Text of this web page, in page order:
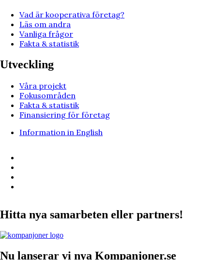
Vad är kooperativa företag?
Läs om andra
Vanliga frågor
Fakta & statistik
Utveckling
Våra projekt
Fokusområden
Fakta & statistik
Finansiering för företag
Information in English
Hitta nya samarbeten eller partners!
Nu lanserar vi nya Kompanjoner.se